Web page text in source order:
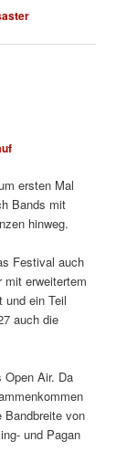
ersten Mal
Bands mit
hinweg.
Festival auch
mit erweitertem
und ein Teil
auch die
Air. Da
von
und Pagan